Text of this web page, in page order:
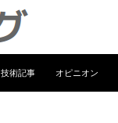
技術記事 オピニオン